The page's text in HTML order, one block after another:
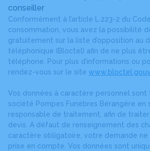
conseiller
Conformément à l’article L.223-2 du
consommation, vous avez la possibilité
gratuitement sur la liste d’opposition au
téléphonique (Bloctel) afin de ne plus
téléphone. Pour plus d’informations ou
rendez-vous sur le site
Vos données à caractère personnel sont
société Pompes Funèbres Bérangère en
responsable de traitement, afin de
devis. A défaut de renseignement des
caractère obligatoire, votre demande
prise en compte. Vos données sont